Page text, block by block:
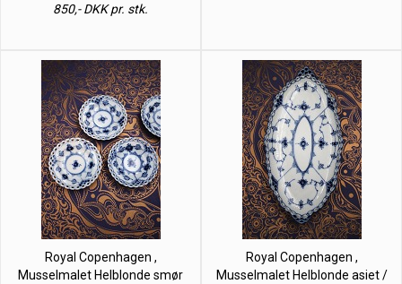
850,- DKK pr. stk.
Royal Copenhagen ,
Musselmalet Helblonde smør
Royal Copenhagen ,
Musselmalet Helblonde asiet /